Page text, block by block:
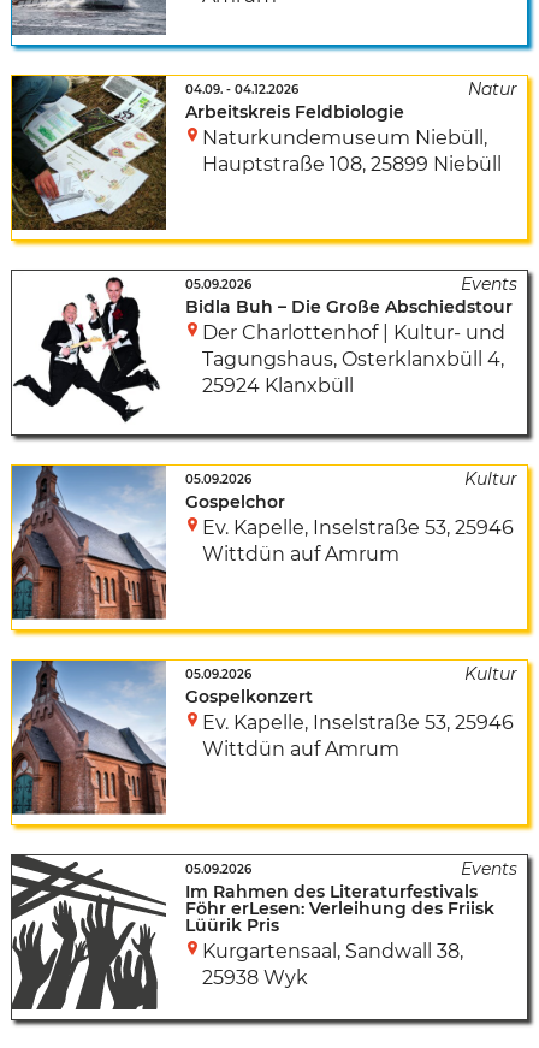
04.09. - 04.12.2026
Arbeitskreis Feldbiologie
Naturkundemuseum Niebüll ,
Hauptstraße 108, 25899 Niebüll
05.09.2026
Bidla Buh – Die Große Abschiedstour
Der Charlottenhof | Kultur- und
Tagungshaus, Osterklanxbüll 4,
25924 Klanxbüll
05.09.2026
Gospelchor
Ev. Kapelle, Inselstraße 53, 25946
Wittdün auf Amrum
05.09.2026
Gospelkonzert
Ev. Kapelle, Inselstraße 53, 25946
Wittdün auf Amrum
05.09.2026
Im Rahmen des Literaturfestivals
Föhr erLesen: Verleihung des Friisk
Lüürik Pris
Kurgartensaal , Sandwall 38,
25938 Wyk